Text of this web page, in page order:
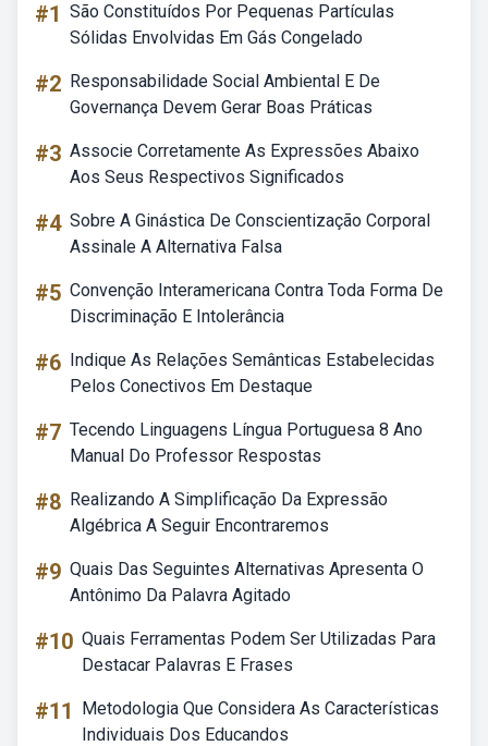
#1 São Constituídos Por Pequenas Partículas
Sólidas Envolvidas Em Gás Congelado
#2 Responsabilidade Social Ambiental E De
Governança Devem Gerar Boas Práticas
#3 Associe Corretamente As Expressões Abaixo
Aos Seus Respectivos Significados
#4 Sobre A Ginástica De Conscientização Corporal
Assinale A Alternativa Falsa
#5 Convenção Interamericana Contra Toda Forma De
Discriminação E Intolerância
#6 Indique As Relações Semânticas Estabelecidas
Pelos Conectivos Em Destaque
#7 Tecendo Linguagens Língua Portuguesa 8 Ano
Manual Do Professor Respostas
#8 Realizando A Simplificação Da Expressão
Algébrica A Seguir Encontraremos
#9 Quais Das Seguintes Alternativas Apresenta O
Antônimo Da Palavra Agitado
#10 Quais Ferramentas Podem Ser Utilizadas Para
Destacar Palavras E Frases
#11
Metodologia Que Considera As Características
Individuais Dos Educandos